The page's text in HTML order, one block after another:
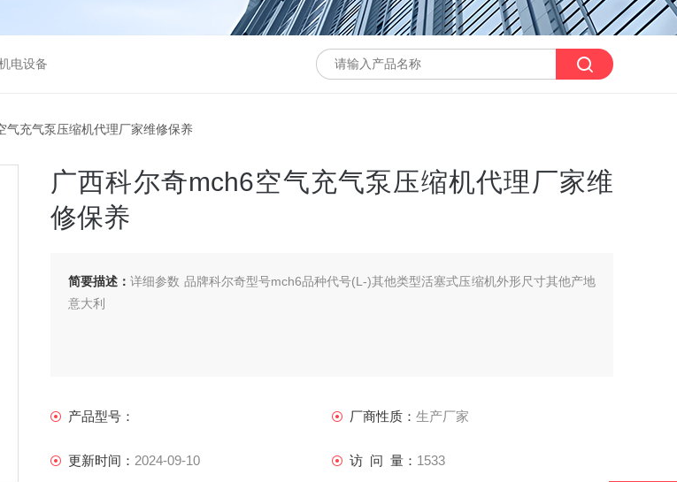
电设备
充气泵压缩机代理厂家维修保养
广西科尔奇mch6空气充气泵压缩机代理厂家维
修保养
简要描述：详细参数 品牌科尔奇型号mch6品种代号(L-)其他类型活塞式压缩机外形尺寸其他产地
意大利
产品型号： 厂商性质： 生产厂家
更新时间： 2024-09-10 访 问 量： 1533